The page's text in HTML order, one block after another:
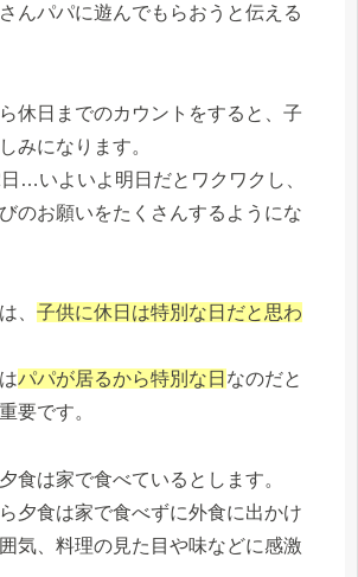
んパパに遊んでもらおうと伝える
休日までのカウントをすると、子
みになります。
…いよいよ明日だとワクワクし、
のお願いをたくさんするようにな
、 子供に休日は特別な日だと思わ
パパが居るから特別な日 なのだと
要です。
食は家で食べているとします。
夕食は家で食べずに外食に出かけ
気、料理の見た目や味などに感激